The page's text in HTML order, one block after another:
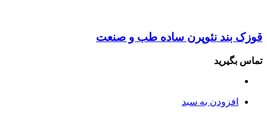
قوزک بند نئوپرن ساده طب و صنعت
تماس بگیرید
افزودن به سبد